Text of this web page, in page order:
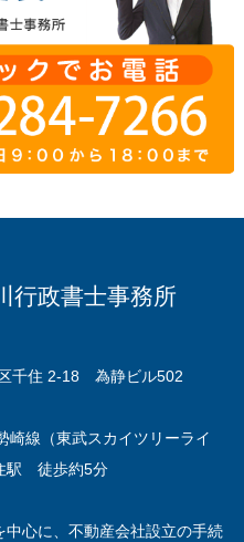
行政書士事務所
千住 2-18 為静ビル502
崎線（東武スカイツリーライ
駅 徒歩約5分
心に、不動産会社設立の手続